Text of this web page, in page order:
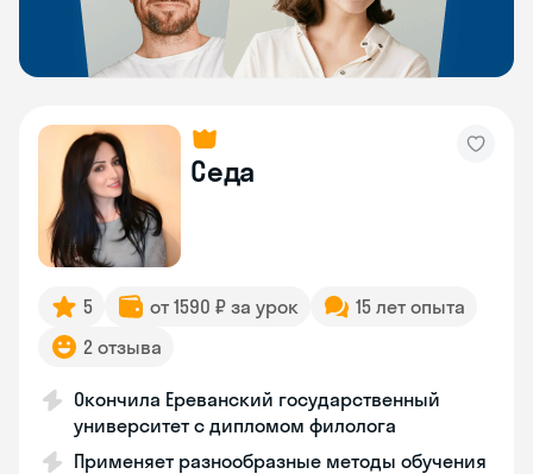
Седа
5 от 1590 ₽ за урок
15 лет опыта
2 отзыва
Окончила Ереванский государственный
университет с дипломом филолога
Применяет разнообразные методы обучения